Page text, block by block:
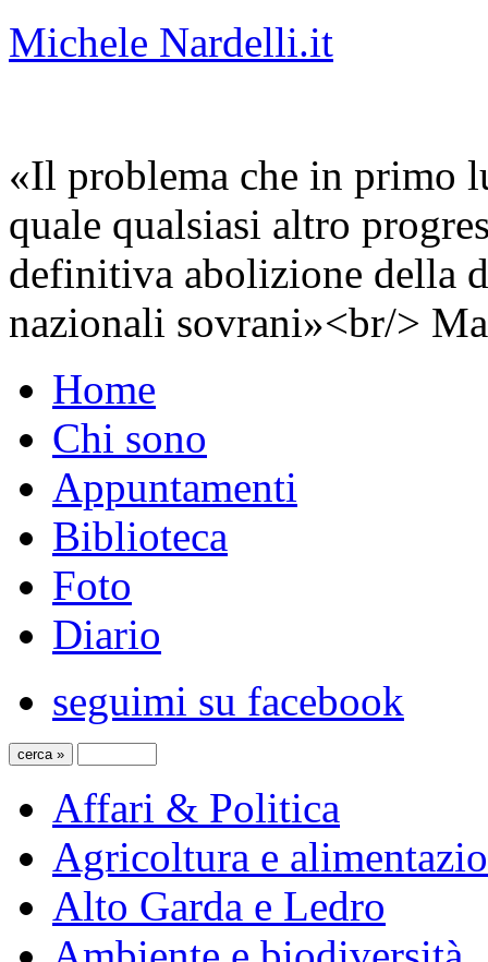
Michele Nardelli.it
«Il problema che in primo
quale qualsiasi altro
definitiva abolizione della
nazionali sovrani»<br/>
Home
Chi sono
Appuntamenti
Biblioteca
Foto
Diario
seguimi su facebook
Affari & Politica
Agricoltura e
Alto Garda e Ledro